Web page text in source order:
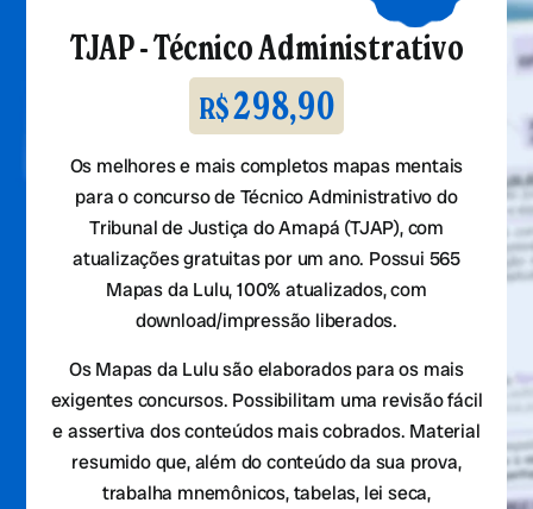
TJAP - Técnico Administrativo
R$298,90
Os melhores e mais completos mapas mentais
para o concurso de Técnico Administrativo do
Tribunal de Justiça do Amapá (TJAP), com
atualizações gratuitas por um ano. Possui 565
Mapas da Lulu, 100% atualizados, com
download/impressão liberados.
Os Mapas da Lulu são elaborados para os mais
exigentes concursos. Possibilitam uma revisão fácil
e assertiva dos conteúdos mais cobrados. Material
resumido que, além do conteúdo da sua prova,
trabalha mnemônicos, tabelas, lei seca,